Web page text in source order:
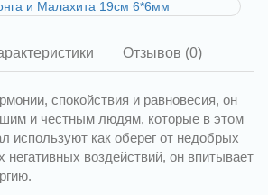
Отзывов (0)
спокойствия и равновесия, он
и честным людям, которые в этом
используют как оберег от недобрых
негативных воздействий, он впитывает